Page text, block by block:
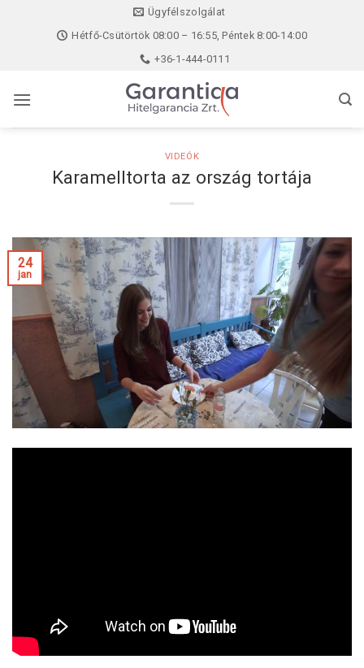
Ügyfélszolgálat
Hétfő-Csütörtök 08:00 – 16:55, Péntek 8:00-14:00
+36-1-444-0111
VIDEÓK
Karamelltorta az ország tortája
24
jan